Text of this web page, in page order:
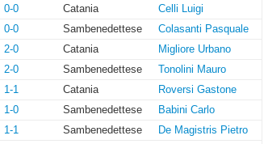
0-0 Catania
Celli Luigi
0-0 Sambenedettese
Colasanti Pasquale
2-0 Catania
Migliore Urbano
2-0 Sambenedettese
Tonolini Mauro
1-1 Catania
Roversi Gastone
1-0 Sambenedettese
Babini Carlo
1-1 Sambenedettese
De Magistris Pietro